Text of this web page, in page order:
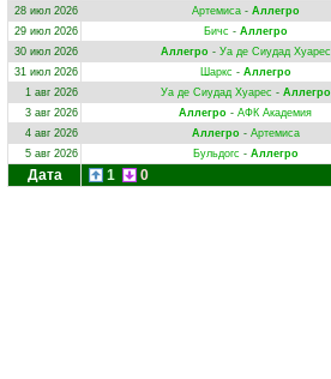
28 июл 2026
Артемиса- Аллегро
29 июл 2026
Бичс - Аллегро
30 июл 2026
Аллегро - Уа де Сиудад Хуарес
31 июл 2026
Шаркс - Аллегро
1 авг 2026
Уа де Сиудад Хуарес - Аллегро
3 авг 2026
Аллегро - АФК Академия
4 авг 2026
Аллегро - Артемиса
5 авг 2026
Бульдогс - Аллегро
Дата 1 0